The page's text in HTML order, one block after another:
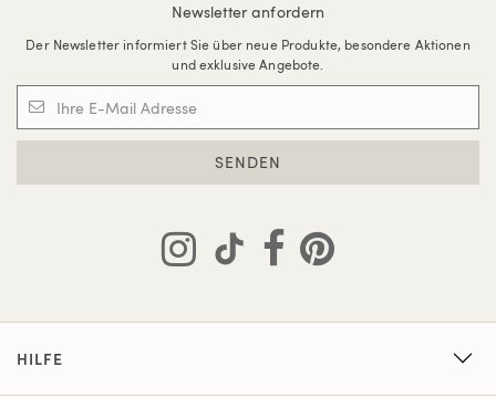
Newsletter anfordern
Der Newsletter informiert Sie über neue Produkte, besondere Aktionen
und exklusive Angebote.
SENDEN
HILFE